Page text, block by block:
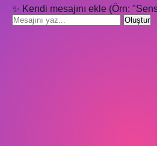
✨ Kendi mesajını ekle (Örn:
Oluştur